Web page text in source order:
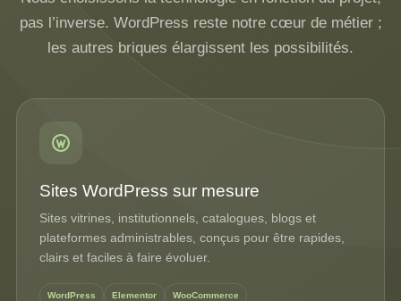
pas l’inverse. WordPress reste notre cœur de métier ;
les autres briques élargissent les possibilités.
Sites WordPress sur mesure
Sites vitrines, institutionnels, catalogues, blogs et
plateformes administrables, conçus pour être rapides,
clairs et faciles à faire évoluer.
WordPress Elementor WooCommerce